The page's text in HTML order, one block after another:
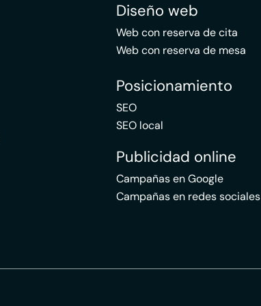
Diseño web
Web con reserva de cita
Web con reserva de mesa
Posicionamiento
SEO
SEO local
Publicidad online
Campañas en Google
Campañas en redes sociales